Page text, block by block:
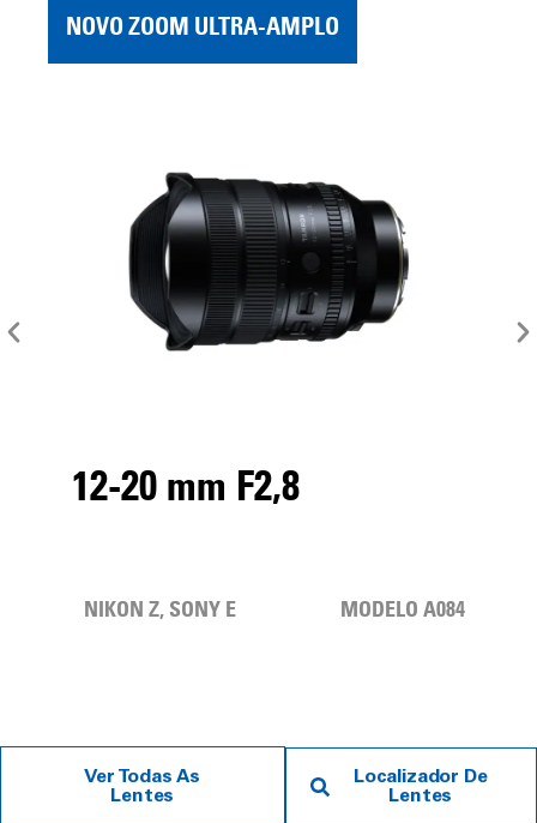
NOVO ZOOM ULTRA-AMPLO
12-20 mm F2,8
NIKON Z, SONY E MODELO A084
Ver Todas As
Lentes
Localizador De
Lentes